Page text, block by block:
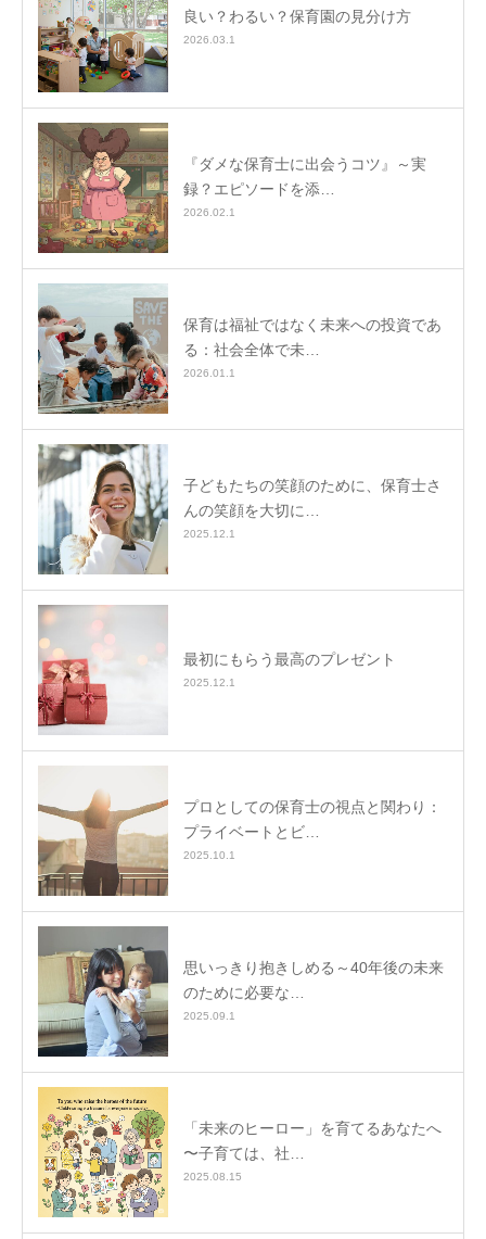
良い？わるい？保育園の見分け方
2026.03.1
『ダメな保育士に出会うコツ』～実
録？エピソードを添…
2026.02.1
保育は福祉ではなく未来への投資であ
る：社会全体で未…
2026.01.1
子どもたちの笑顔のために、保育士さ
んの笑顔を大切に…
2025.12.1
最初にもらう最高のプレゼント
2025.12.1
プロとしての保育士の視点と関わり：
プライベートとビ…
2025.10.1
思いっきり抱きしめる～40年後の未来
のために必要な…
2025.09.1
「未来のヒーロー」を育てるあなたへ
〜子育ては、社…
2025.08.15